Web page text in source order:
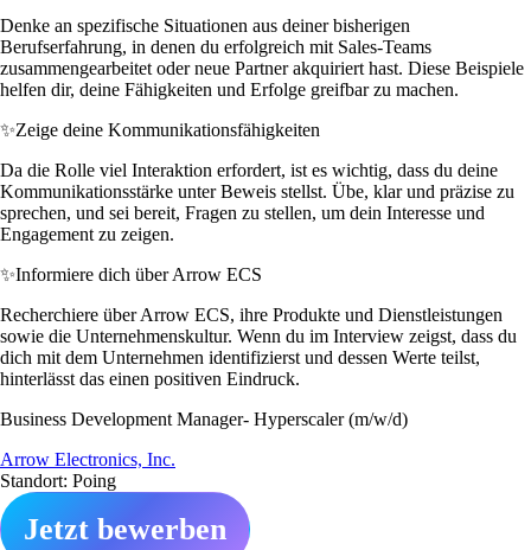
Denke an spezifische Situationen aus deiner bisherigen
Berufserfahrung, in denen du erfolgreich mit Sales-Teams
zusammengearbeitet oder neue Partner akquiriert hast. Diese Beispiele
helfen dir, deine Fähigkeiten und Erfolge greifbar zu machen.
✨Zeige deine Kommunikationsfähigkeiten
Da die Rolle viel Interaktion erfordert, ist es wichtig, dass du deine
Kommunikationsstärke unter Beweis stellst. Übe, klar und präzise zu
sprechen, und sei bereit, Fragen zu stellen, um dein Interesse und
Engagement zu zeigen.
✨Informiere dich über Arrow ECS
Recherchiere über Arrow ECS, ihre Produkte und Dienstleistungen
sowie die Unternehmenskultur. Wenn du im Interview zeigst, dass du
dich mit dem Unternehmen identifizierst und dessen Werte teilst,
hinterlässt das einen positiven Eindruck.
Business Development Manager- Hyperscaler (m/w/d)
Arrow Electronics, Inc.
Standort: Poing
Jetzt bewerben